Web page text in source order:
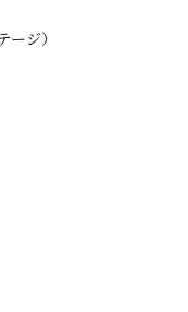
ジ）